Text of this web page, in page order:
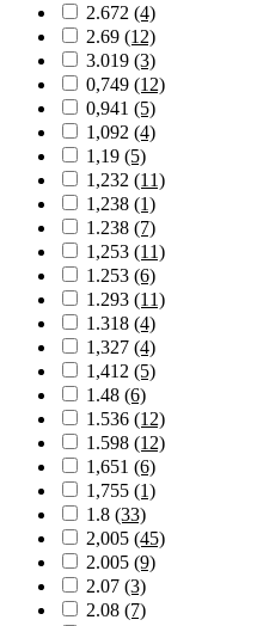
2.672 (4)
2.69 (12)
3.019 (3)
0,749 (12)
0,941 (5)
1,092 (4)
1,19 (5)
1,232 (11)
1,238 (1)
1.238 (7)
1,253 (11)
1.253 (6)
1.293 (11)
1.318 (4)
1,327 (4)
1,412 (5)
1.48 (6)
1.536 (12)
1.598 (12)
1,651 (6)
1,755 (1)
1.8 (33)
2,005 (45)
2.005 (9)
2.07 (3)
2.08 (7)